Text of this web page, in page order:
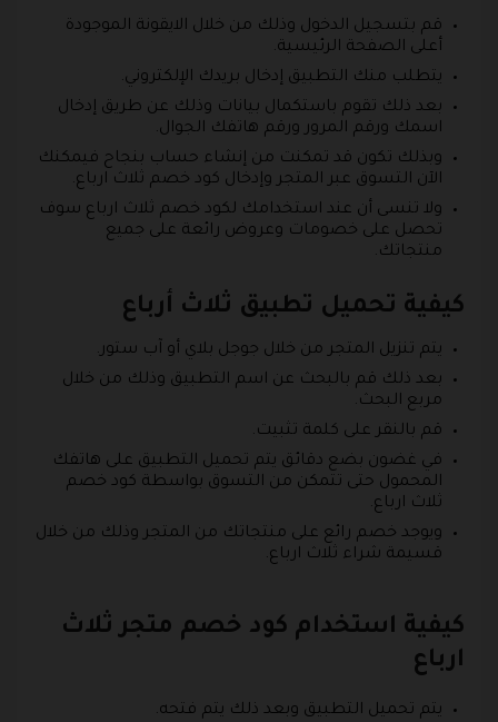
قم بتسجيل الدخول وذلك من خلال الايقونة الموجودة
أعلى الصفحة الرئيسية.
يتطلب منك التطبيق إدخال بريدك الإلكتروني.
بعد ذلك تقوم باستكمال بيانات وذلك عن طريق إدخال
اسمك ورقم المرور ورقم هاتفك الجوال.
وبذلك تكون قد تمكنت من إنشاء حساب بنجاح فيمكنك
الآن التسوق عبر المتجر وإدخال كود خصم ثلاث ارباع.
ولا تنسى أن عند استخدامك لكود خصم ثلاث ارباع سوف
تحصل على خصومات وعروض رائعة على جميع
منتجاتك.
كيفية تحميل تطبيق ثلاث أرباع
يتم تنزيل المتجر من خلال جوجل بلاي أو آب ستور.
بعد ذلك قم بالبحث عن اسم التطبيق وذلك من خلال
مربع البحث.
قم بالنقر على كلمة تثبيت.
في غضون بضع دقائق يتم تحميل التطبيق على هاتفك
المحمول حتى تتمكن من التسوق بواسطة كود خصم
ثلاث ارباع.
ويوجد خصم رائع على منتجاتك من المتجر وذلك من خلال
قسيمة شراء ثلاث ارباع.
كيفية استخدام كود خصم متجر ثلاث
ارباع
يتم تحميل التطبيق وبعد ذلك يتم فتحه.